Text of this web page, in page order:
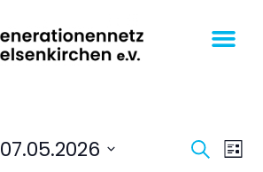
SUCHELISTE
07.05.2026